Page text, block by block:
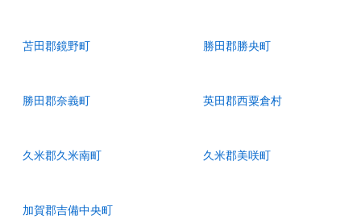
苫田郡鏡野町 勝田郡勝央町
勝田郡奈義町 英田郡西粟倉村
久米郡久米南町 久米郡美咲町
加賀郡吉備中央町